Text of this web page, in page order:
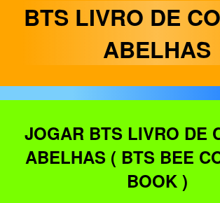
BTS LIVRO DE
ABELHAS
JOGAR BTS LIVRO DE
ABELHAS ( BTS BEE
BOOK )